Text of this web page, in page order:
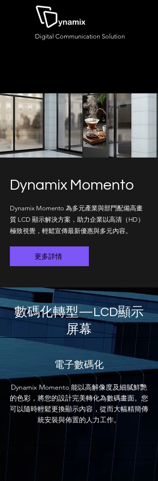
Digital Communication Solution
Dynamix Momento
Dynamix Momento 為多元產業與部門配備高畫
質 LCD 顯示解決方案，助力企業以高清（HD）
極致視覺，輕鬆宣傳最新優惠與多元內容。
更多詳情
數碼化轉型—LCD顯示
屏幕
電子數碼化
Dynamix Momento 能以高解像度及細膩鮮艷
的色彩，將您的設計完美轉化為數碼畫面。您
可以隨時輕鬆更換顯示內容，從而大幅精簡傳
統安裝與佈置的人力工作。